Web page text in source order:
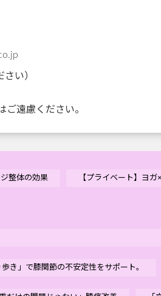
い）
遠慮ください。
整体の効果 【プライベート】ヨ
き」で膝関節の不安定性をサポート。